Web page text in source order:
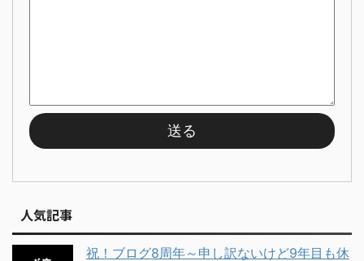
人気記事
祝！ブログ8周年～申し訳ないけど9年目も休